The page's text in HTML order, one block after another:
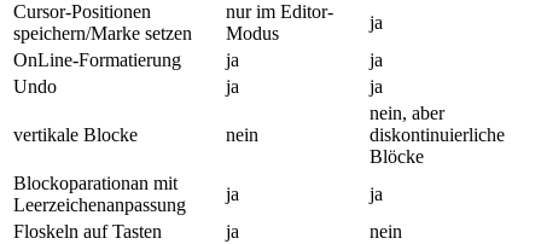
Cursor-Positionen
speichern/Marke setzen
nur im Editor-
Modus
ja
OnLine-Formatierung
ja
ja
Undo
ja ja
vertikale Blocke nein
nein, aber
diskontinuierliche
Blöcke
Blockoparationan mit
Leerzeichenanpassung
ja
ja
Floskeln auf Tasten
ja
nein